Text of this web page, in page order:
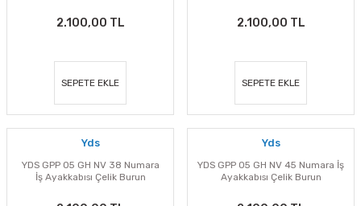
2.100,00 TL
SEPETE EKLE
2.100,00 TL
SEPETE EKLE
Yds
YDS GPP 05 GH NV 38 Numara
İş Ayakkabısı Çelik Burun
Yds
YDS GPP 05 GH NV 45 Numara İş
Ayakkabısı Çelik Burun